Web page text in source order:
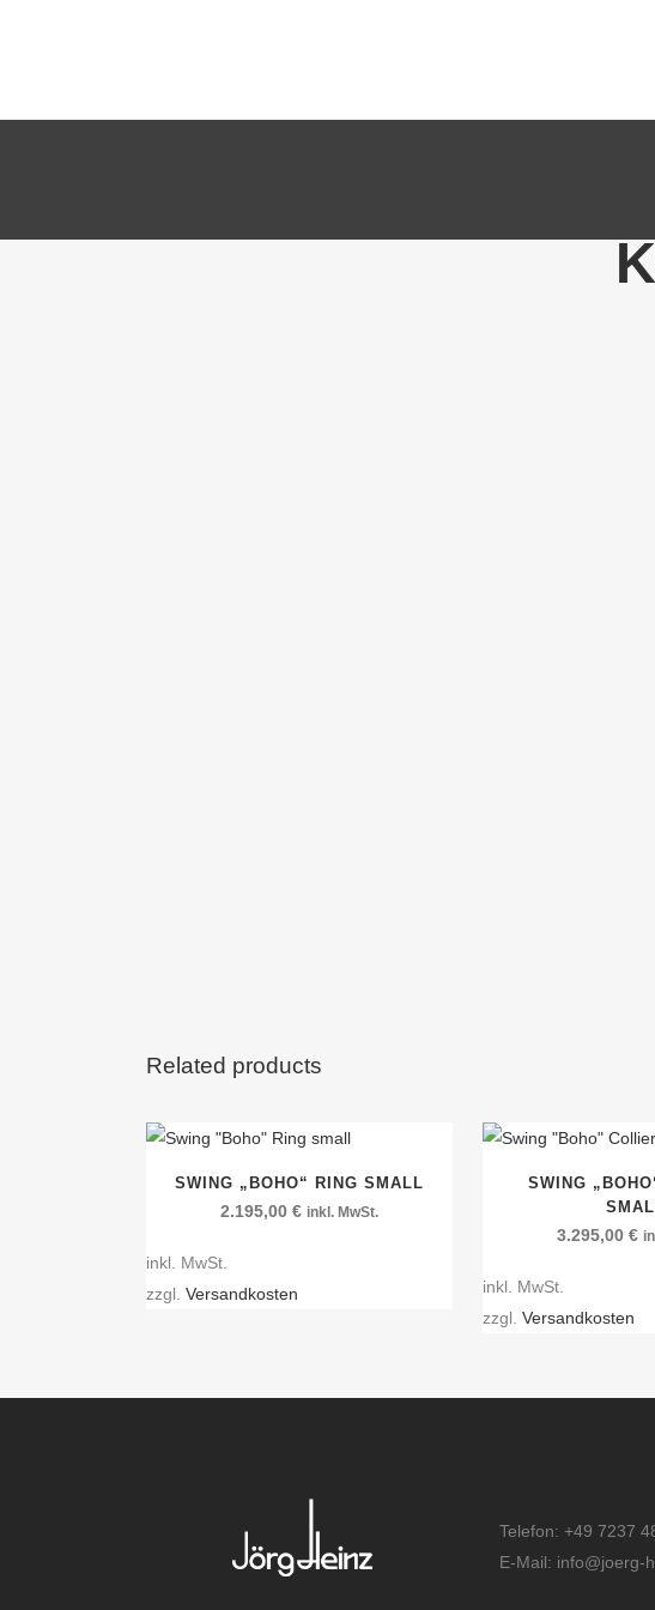
Related products
SWING „BOHO“ RING SMALL
2.195,00€ inkl. MwSt.
inkl. MwSt.
zzgl. Versandkosten
SWING
3.295,00€
inkl. MwSt.
zzgl.Versandkosten
Telefon: +49 7237
E-Mail: info@joerg-